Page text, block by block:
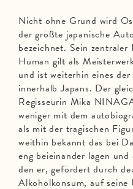
Nicht ohne Grund wird
der größte japanische
bezeichnet. Sein
Human gilt als
und ist weiterhin eines
innerhalb Japans. Der
Regisseurin Mika
weniger mit dem
als mit der tragischen
weithin bekannt das bei
eng beieinander lagen
den er, gefördert durch
Alkoholkonsum, auf